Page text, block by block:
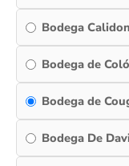
Bodega
Bodega de
Bodega de
Bodega De